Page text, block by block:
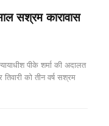
सश्रम कारावास
पीके शर्मा की अदालत
को तीन वर्ष सश्रम